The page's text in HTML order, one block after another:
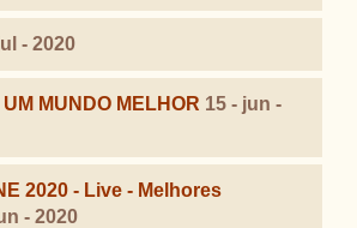
- 2020
MUNDO MELHOR 15 - jun -
2020 - Live - Melhores
- 2020